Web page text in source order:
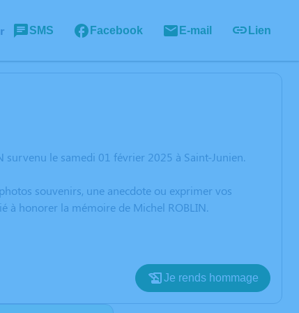
SMS Facebook E-mail Lien
survenu le samedi 01 février 2025 à Saint-Junien.
souvenirs, une anecdote ou exprimer vos
à honorer la mémoire de Michel ROBLIN.
Je rends hommage